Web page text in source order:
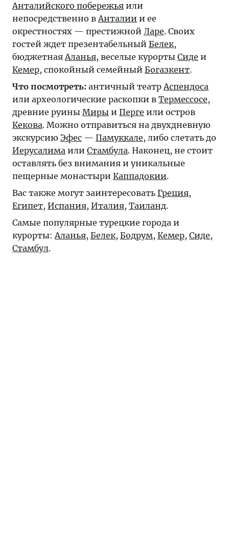
Анталийского побережья или
непосредственно вАнталии и ее
окрестностях — престижной Ларе. Своих
гостей ждет презентабельный Белек,
бюджетнаяАланья, веселые курорты Сиде и
Кемер, спокойный семейный Богазкент.
Что посмотреть: античный театрАспендоса
или археологические раскопки в Термессосе,
древние руины Миры и Перге или остров
Кекова. Можно отправиться на двухдневную
экскурсию Эфес — Памуккале, либо слетать до
Иерусалима или Стамбула. Наконец, не стоит
оставлять без внимания и уникальные
пещерные монастыри Каппадокии.
Вас также могут заинтересовать Греция,
Египет, Испания, Италия, Таиланд.
Самые популярные турецкие города и
курорты:Аланья, Белек, Бодрум, Кемер, Сиде,
Стамбул.